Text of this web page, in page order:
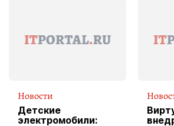
Новости
Детские
электромобили: